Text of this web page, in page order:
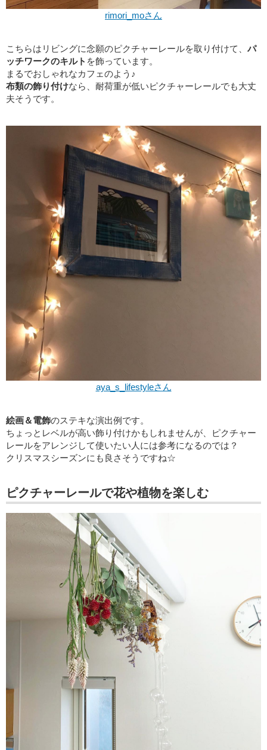
rimori_moさん
こちらはリビングに念願のピクチャーレールを取り付けて、 パ
ッチワークのキルト を飾っています。
まるでおしゃれなカフェのよう♪
布類の飾り付けなら、耐荷重が低いピクチャーレールでも大丈
夫そうです。
aya_s_lifestyleさん
絵画＆電飾のステキな演出例です。
ちょっとレベルが高い飾り付けかもしれませんが、ピクチャー
レールをアレンジして使いたい人には参考になるのでは？
クリスマスシーズンにも良さそうですね☆
ピクチャーレールで花や植物を楽しむ